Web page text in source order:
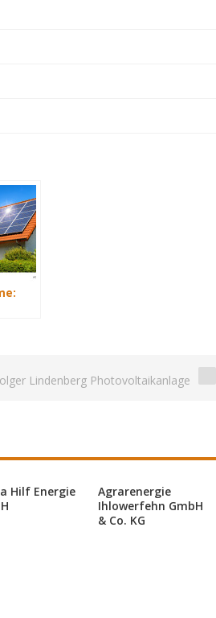
Lindenberg Photovoltaikanlage
Hilf Energie
Agrarenergie
Ihlowerfehn GmbH
& Co. KG